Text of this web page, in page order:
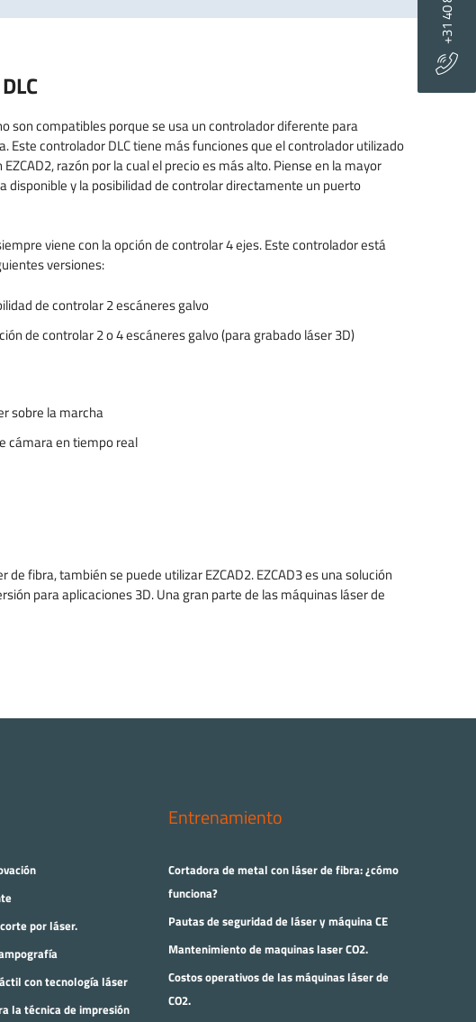
son compatibles porque se usa un controlador diferente para
Este controlador DLC tiene más funciones que el controlador utilizado
razón por la cual el precio es más alto. Piense en la mayor
disponible y la posibilidad de controlar directamente un puerto
viene con la opción de controlar 4 ejes. Este controlador está
versiones:
de controlar 2 escáneres galvo
de controlar 2 o 4 escáneres galvo (para grabado láser 3D)
sobre la marcha
cámara en tiempo real
fibra, también se puede utilizar EZCAD2. EZCAD3 es una solución
para aplicaciones 3D. Una gran parte de las máquinas láser de
por láser.
con tecnología láser
la técnica de impresión
Entrenamiento
Cortadora de metal con láser de fibra: ¿cómo
funciona?
Pautas de seguridad de láser y máquina CE
Mantenimiento de maquinas laser CO2.
Costos operativos de las máquinas láser de
CO2.